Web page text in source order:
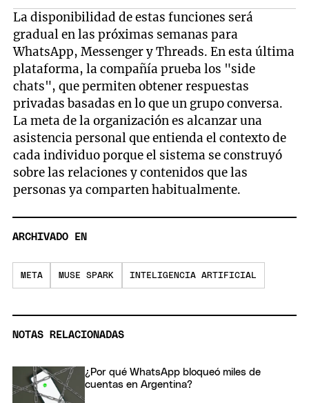
La disponibilidad de estas funciones será
gradual en las próximas semanas para
WhatsApp, Messenger y Threads. En esta última
plataforma, la compañía prueba los "side
chats", que permiten obtener respuestas
privadas basadas en lo que un grupo conversa.
La meta de la organización es alcanzar una
asistencia personal que entienda el contexto de
cada individuo porque el sistema se construyó
sobre las relaciones y contenidos que las
personas ya comparten habitualmente.
ARCHIVADO EN
META MUSE SPARK INTELIGENCIA ARTIFICIAL
NOTAS RELACIONADAS
¿Por qué WhatsApp bloqueó miles de
cuentas en Argentina?